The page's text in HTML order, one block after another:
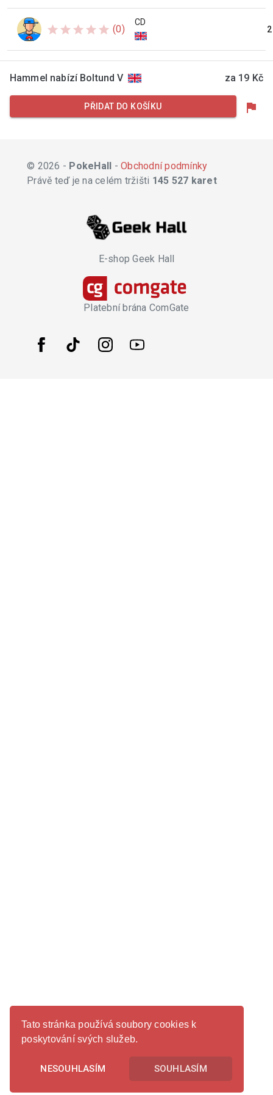
Tato stránka používá soubory cookies k
poskytování svých služeb.
NESOUHLASÍM SOUHLASÍM
starstarstarstarstar (0)
CD
Hammel nabízí Boltund V za 19 Kč
PŘIDAT DO KOŠÍKU flag
© 2026 - PokeHall - Obchodní podmínky
Právě teď je na celém tržišti 145 527 karet
E-shop Geek Hall
Platební brána ComGate